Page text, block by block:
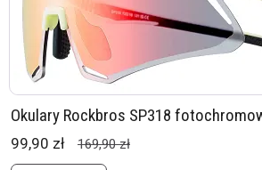
Okulary Rockbros SP318
99,90 zł 169,90 zł